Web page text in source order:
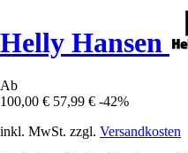
Helly Hansen
Ab
100,00 € 57,99 € -42%
inkl. MwSt. zzgl. Versandkosten